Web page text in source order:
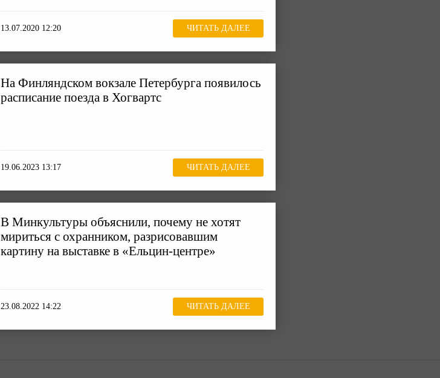
13.07.2020 12:20 ЧИТАТЬ ДАЛЕЕ
На Финляндском вокзале Петербурга появилось
расписание поезда в Хогвартс
19.06.2023 13:17 ЧИТАТЬ ДАЛЕЕ
В Минкультуры объяснили, почему не хотят
мириться с охранником, разрисовавшим
картину на выставке в «Ельцин-центре»
23.08.2022 14:22 ЧИТАТЬ ДАЛЕЕ